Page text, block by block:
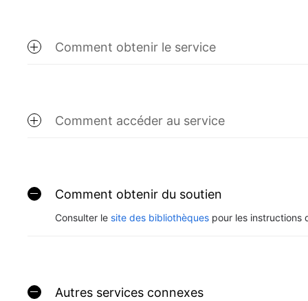
Comment obtenir le service
Comment accéder au service
Comment obtenir du soutien
Consulter le site des bibliothèques pour les instructions
Autres services connexes